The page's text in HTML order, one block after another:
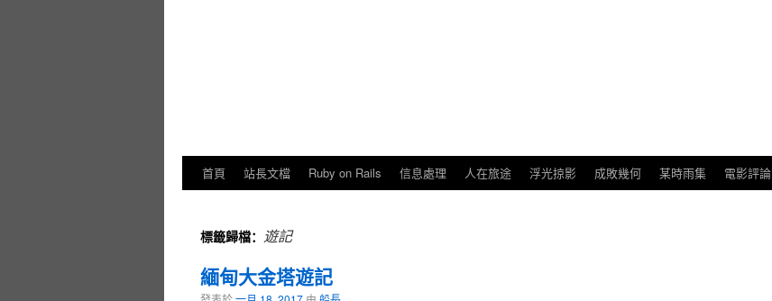
首頁 站長文檔 Ruby on Rails 信息處理 人在旅途 浮光掠影 成敗幾何 某時雨集 電影評論
標籤歸檔： 遊記
緬甸大金塔遊記